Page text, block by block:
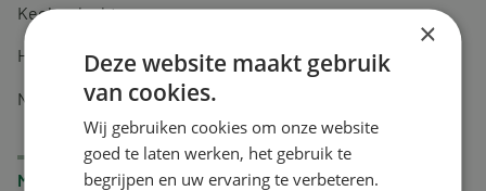
Keel en luchtwegen
Huidverzorging
Nachtrust
Merken
×
Deze website maakt gebruik
van cookies.
Wij gebruiken cookies om onze website
goed te laten werken, het gebruik te
begrijpen en uw ervaring te verbeteren.